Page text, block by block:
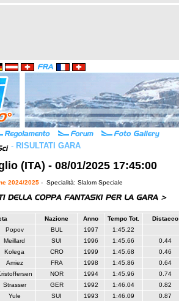
- RISULTATI GARA
(ITA) - 08/01/2025 17:45:00
2024/2025 - Specialità: Slalom Speciale
Nazione Anno Tempo Tot. Distacco
Popov BUL 1997 1:45.22
Meillard SUI 1996 1:45.66 0.44
Kolega CRO 1999 1:45.68 0.46
Amiez FRA 1998 1:45.86 0.64
NOR 1994 1:45.96 0.74
Strasser GER 1992 1:46.04 0.82
Yule SUI 1993 1:46.09 0.87